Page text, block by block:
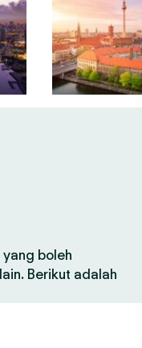
boleh
Berikut adalah